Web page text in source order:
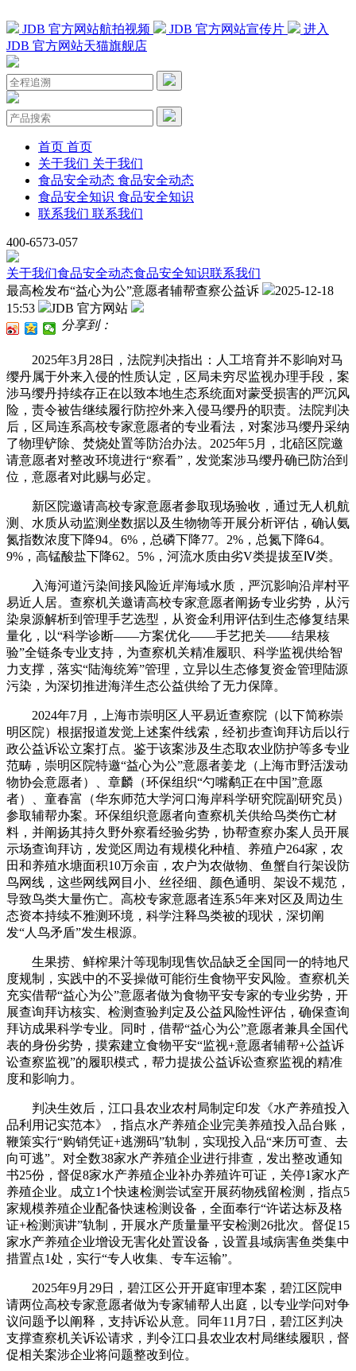
JDB 官方网站航拍视频 JDB 官方网站宣传片
进入
JDB 官方网站天猫旗舰店
首页 首页
关于我们 关于我们
食品安全动态 食品安全动态
食品安全知识 食品安全知识
联系我们 联系我们
400-6573-057
关于我们食品安全动态食品安全知识联系我们
最高检发布“益心为公”意愿者辅帮查察公益诉
2025-12-18
15:53
JDB 官方网站
分享到：
2025年3月28日，法院判决指出：人工培育并不影响对马
缨丹属于外来入侵的性质认定，区局未穷尽监视办理手段，案
涉马缨丹持续存正在以致本地生态系统面对蒙受损害的严沉风
险，责令被告继续履行防控外来入侵马缨丹的职责。法院判决
后，区局连系高校专家意愿者的专业看法，对案涉马缨丹采纳
了物理铲除、焚烧处置等防治办法。2025年5月，北碚区院邀
请意愿者对整改环境进行“察看”，发觉案涉马缨丹确已防治到
位，意愿者对此赐与必定。
新区院邀请高校专家意愿者参取现场验收，通过无人机航
测、水质从动监测坐数据以及生物物等开展分析评估，确认氨
氮指数浓度下降94。6%，总磷下降77。2%，总氮下降64。
9%，高锰酸盐下降62。5%，河流水质由劣V类提拔至Ⅳ类。
入海河道污染间接风险近岸海域水质，严沉影响沿岸村平
易近人居。查察机关邀请高校专家意愿者阐扬专业劣势，从污
染泉源解析到管理手艺选型，从资金利用评估到生态修复结果
量化，以“科学诊断——方案优化——手艺把关——结果核
验”全链条专业支持，为查察机关精准履职、科学监视供给智
力支撑，落实“陆海统筹”管理，立异以生态修复资金管理陆源
污染，为深切推进海洋生态公益供给了无力保障。
2024年7月，上海市崇明区人平易近查察院（以下简称崇
明区院）根据报道发觉上述案件线索，经初步查询拜访后以行
政公益诉讼立案打点。鉴于该案涉及生态取农业防护等多专业
范畴，崇明区院特邀“益心为公”意愿者姜龙（上海市野活泼动
物协会意愿者）、章麟（环保组织“勺嘴鹬正在中国”意愿
者）、童春富（华东师范大学河口海岸科学研究院副研究员）
参取辅帮办案。环保组织意愿者向查察机关供给鸟类伤亡材
料，并阐扬其持久野外察看经验劣势，协帮查察办案人员开展
示场查询拜访，发觉区周边有规模化种植、养殖户264家，农
田和养殖水塘面积10万余亩，农户为农做物、鱼蟹自行架设防
鸟网线，这些网线网目小、丝径细、颜色通明、架设不规范，
导致鸟类大量伤亡。高校专家意愿者连系5年来对区及周边生
态资本持续不雅测环境，科学注释鸟类被的现状，深切阐
发“人鸟矛盾”发生根源。
生果捞、鲜榨果汁等现制现售饮品缺乏全国同一的特地尺
度规制，实践中的不妥操做可能衍生食物平安风险。查察机关
充实借帮“益心为公”意愿者做为食物平安专家的专业劣势，开
展查询拜访核实、检测查验判定及公益风险性评估，确保查询
拜访成果科学专业。同时，借帮“益心为公”意愿者兼具全国代
表的身份劣势，摸索建立食物平安“监视+意愿者辅帮+公益诉
讼查察监视”的履职模式，帮力提拔公益诉讼查察监视的精准
度和影响力。
判决生效后，江口县农业农村局制定印发《水产养殖投入
品利用记实范本》，指点水产养殖企业完美养殖投入品台账，
鞭策实行“购销凭证+逃溯码”轨制，实现投入品“来历可查、去
向可逃”。对全数38家水产养殖企业进行排查，发出整改通知
书25份，督促8家水产养殖企业补办养殖许可证，关停1家水产
养殖企业。成立1个快速检测尝试室开展药物残留检测，指点5
家规模养殖企业配备快速检测设备，全面奉行“许诺达标及格
证+检测演讲”轨制，开展水产质量量平安检测26批次。督促15
家水产养殖企业增设无害化处置设备，设置县域病害鱼类集中
措置点1处，实行“专人收集、专车运输”。
2025年9月29日，碧江区公开开庭审理本案，碧江区院申
请两位高校专家意愿者做为专家辅帮人出庭，以专业学问对争
议问题予以阐释，支持诉讼从意。同年11月7日，碧江区判决
支撑查察机关诉讼请求，判令江口县农业农村局继续履职，督
促相关案涉企业将问题整改到位。